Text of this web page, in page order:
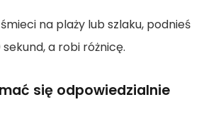
na plaży lub szlaku, podnieś
a robi różnicę.
się odpowiedzialnie